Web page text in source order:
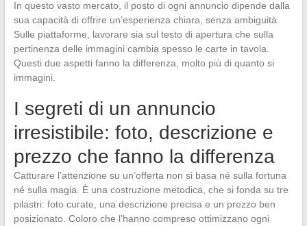
In questo vasto mercato, il posto di ogni annuncio dipende dalla
sua capacità di offrire un’esperienza chiara, senza ambiguità.
Sulle piattaforme, lavorare sia sul testo di apertura che sulla
pertinenza delle immagini cambia spesso le carte in tavola.
Questi due aspetti fanno la differenza, molto più di quanto si
immagini.
I segreti di un annuncio
irresistibile: foto, descrizione e
prezzo che fanno la differenza
Catturare l’attenzione su un’offerta non si basa né sulla fortuna
né sulla magia. È una costruzione metodica, che si fonda su tre
pilastri: foto curate, una descrizione precisa e un prezzo ben
posizionato. Coloro che l’hanno compreso ottimizzano ogni